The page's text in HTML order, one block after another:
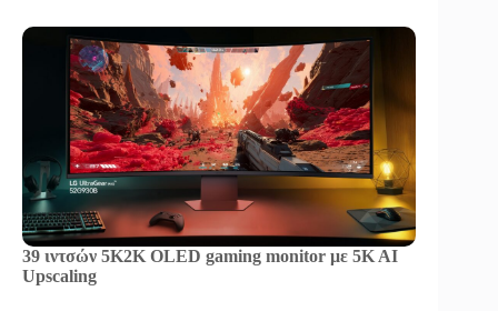
39 ιντσών 5K2K OLED gaming monitor με 5K AI
Upscaling